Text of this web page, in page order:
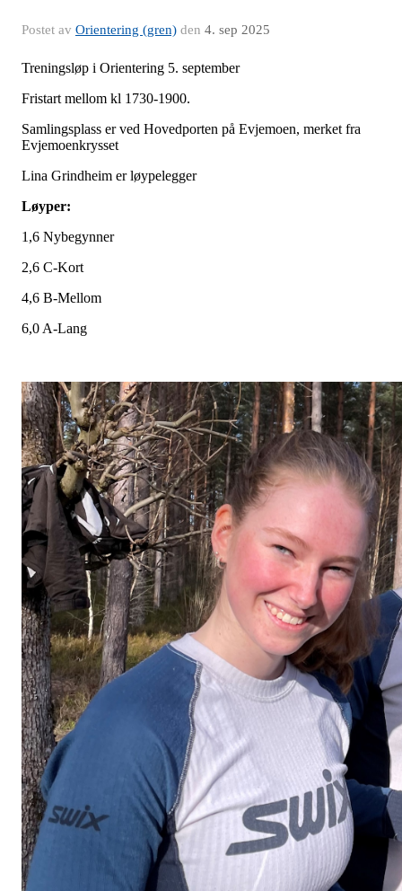
Postet av Orientering (gren) den 4. sep 2025
Treningsløp i Orientering 5. september
Fristart mellom kl 1730-1900.
Samlingsplass er ved Hovedporten på Evjemoen, merket fra
Evjemoenkrysset
Lina Grindheim er løypelegger
Løyper:
1,6 Nybegynner
2,6 C-Kort
4,6 B-Mellom
6,0 A-Lang